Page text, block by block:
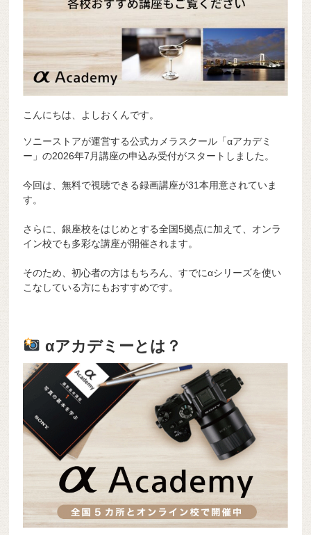
こんにちは、よしおくんです。
ソニーストアが運営する公式カメラスクール「αアカデミ
ー」の2026年7月講座の申込み受付がスタートしました。
今回は、無料で視聴できる録画講座が31本用意されていま
す。
さらに、銀座校をはじめとする全国5拠点に加えて、オンラ
イン校でも多彩な講座が開催されます。
そのため、初心者の方はもちろん、すでにαシリーズを使い
こなしている方にもおすすめです。
αアカデミーとは？